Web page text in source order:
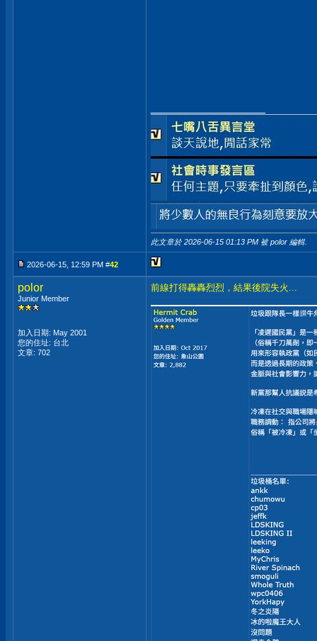
此文章於 2026-06-15 01:13 PM 被 polor 編輯.
2026-06-15, 12:59 PM #42
polor
Junior Member
加入日期: May 2001
您的住址: 台北
文章: 702
前線打得轟轟烈烈，結果後院失火...